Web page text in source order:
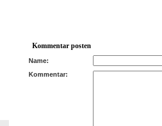
Kommentar posten
Name:
Kommentar: